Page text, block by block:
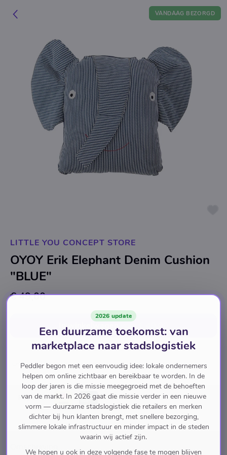
VANDAAG BEZORGD
LITTLE YOU CONCEPT STORE
OYOY Erik Elephant Denim Cushion
"BLUE"
€ 49,00
In winkelwagen voor € 49,00
Living Sleeping Cushions
Pay with
Omschrijving
2026 update
Een duurzame toekomst: van
marketplace naar stadslogistiek
Peddler begon met een eenvoudig idee: lokale ondernemers
helpen om online zichtbaar en bereikbaar te worden. In de
loop der jaren is die missie meegegroeid met de behoeften
van de markt. In 2026 gaat die missie verder in een nieuwe
vorm — duurzame stadslogistiek die retailers en merken
dichter bij hun klanten brengt, met snellere bezorging,
slimmere lokale infrastructuur en minder impact in de steden
waarin wij actief zijn.
We hopen u ook in deze volgende fase te mogen blijven